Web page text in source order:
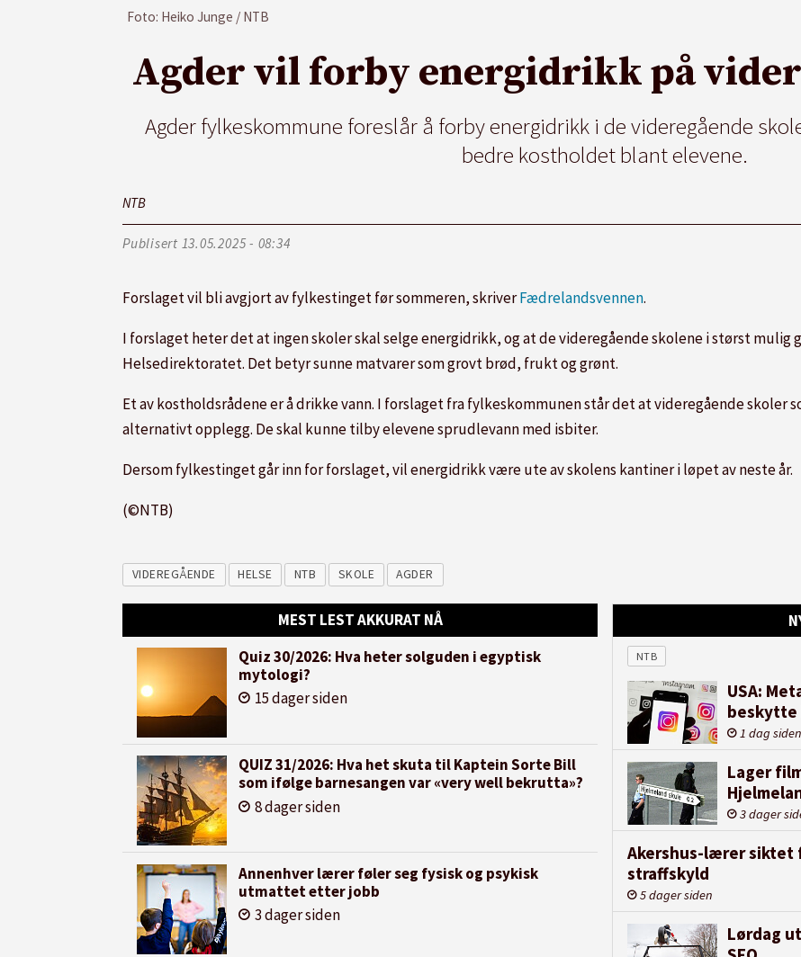
Foto: Heiko Junge / NTB
Agder vil forby energidrikk på
Agder fylkeskommune foreslår å forby energidrikk i de videregående
bedre kostholdet blant elevene.
NTB
Publisert 13.05.2025 - 08:34
Forslaget vil bli avgjort av fylkestinget før sommeren, skriverFædrelandsvennen.
I forslaget heter det at ingen skoler skal selge energidrikk, og at de videregående skolene i størst mulig
Helsedirektoratet. Det betyr sunne matvarer som grovt brød, frukt og grønt.
Et av kostholdsrådene er å drikke vann. I forslaget fra fylkeskommunen står det at videregående skoler
alternativt opplegg. De skal kunne tilby elevene sprudlevann med isbiter.
Dersom fylkestinget går inn for forslaget, vil energidrikk være ute av skolens kantiner i løpet av neste år.
(©NTB)
VIDEREGÅENDE HELSE NTB SKOLE AGDER
MEST LEST AKKURAT NÅ
Quiz 30/2026: Hva heter solguden i egyptisk
mytologi?
15 dager siden
QUIZ 31/2026: Hva het skuta til Kaptein Sorte Bill
som ifølge barnesangen var «very well bekrutta»?
8 dager siden
Annenhver lærer føler seg fysisk og psykisk
utmattet etter jobb
3 dager siden
NTB
USA:
beskytte
1 dag siden
Lager
3 dager
Akershus-lærer siktet
straffskyld
5 dager siden
Lørdag